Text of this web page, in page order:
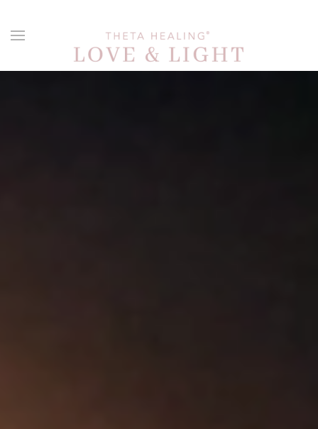
Skip to main content